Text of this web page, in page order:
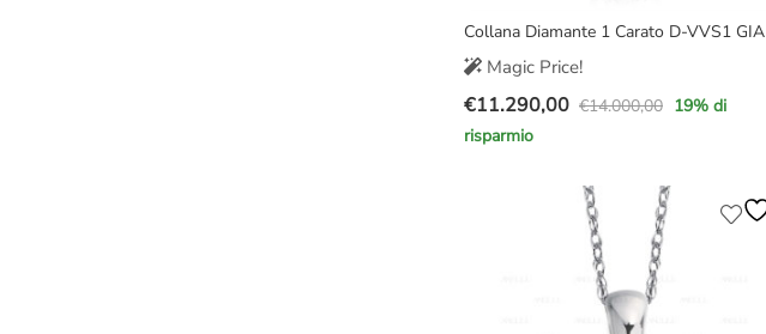
Collana Diamante 1 Carato D-VVS1 GIA
Magic Price!
€14.000,00
Il
prezzo
€11.290,00
Il
prezzo
19% di
risparmio